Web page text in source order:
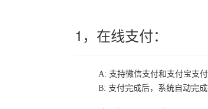
1，在线支付：
A: 支持微信支付和支付宝支付
B: 支付完成后，系统自动完